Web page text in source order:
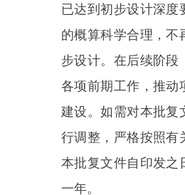
主办：新疆乌恰县人民政府办公室
政府网站标识码：6530240001新
地 址：新疆克州乌恰县光明路1号联